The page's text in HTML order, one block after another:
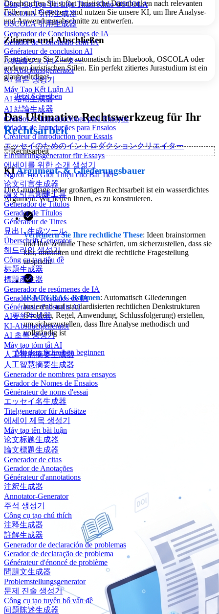
Công Cụ Tạo Tài Liệu Tham Khảo OSCOLA
OSCOLA 引用生成器
OSCOLA 引用生成器
Generador de Conclusiones de IA
Gerador de Conclusão com IA
Générateur de conclusion AI
AI結論ジェネレーター
KI Abschlussgenerator
AI 결론 생성기
Máy Tạo Kết Luận AI
AI 结论生成器
AI 結論生成器
Creador de Introducciones para Ensayos
Criador de Introduções para Ensaios
Créateur d'Introduction pour Essais
エッセイのためのイントロダクションクリエイター
Einführungsgenerator für Essays
에세이를 위한 소개 생성기
Người Tạo Giới Thiệu cho Bài Tiết
论文引言生成器
論文引言創建工具
Generador de Títulos
Gerador de Títulos
Générateur de Titres
見出し生成ツール
Überschrift Generator
헤드라인 생성기
Công cụ tạo tiêu đề
标题生成器
標題產生器
Generador de resúmenes de IA
Gerador de Resumos de IA
Générateur d'abstraits AI
AI要約生成器
KI-Abstractgenerator
AI 초록 생성기
Máy tạo tóm tắt AI
人工智能摘要生成器
人工智慧摘要生成器
Generador de nombres para ensayos
Gerador de Nomes de Ensaios
Générateur de noms d'essai
エッセイ名生成器
Titelgenerator für Aufsätze
에세이 제목 생성기
Máy tạo tên bài luận
论文标题生成器
論文標題生成器
Generador de citas
Gerador de Anotações
Générateur d'annotations
注釈生成器
Annotator-Generator
주석 생성기
Công cụ tạo chú thích
注释生成器
註解生成器
Generador de declaración de problemas
Gerador de declaração de problema
Générateur d'énoncé de problème
問題文生成器
Problemstellungsgenerator
문제 진술 생성기
Công cụ tạo tuyên bố vấn đề
问题陈述生成器
Durchsuchen Sie sofort juristische Datenbanken nach relevanten
Fällen und Gesetzen, und nutzen Sie unsere KI, um Ihre Analyse-
und Anwendungsabschnitte zu entwerfen.
Zitieren und Abschließen
Formatieren Sie Zitate automatisch im Bluebook, OSCOLA oder
anderen juristischen Stilen. Ein perfekt zitiertes Jurastudium ist ein
glaubwürdiges.
Jetzt Schreiben
Das Ultimative Rechtswerkzeug für Ihr
Rechtsarbeit
✨Rechtsarbeit
KIArgument- & Gliederungsbauer
Die Grundlage jeder großartigen Rechtsarbeit ist ein wasserdichtes
Argument. Wir helfen Ihnen, es zu konstruieren.
Verfeinern Sie Ihre rechtliche These: Ideen brainstormen
und Ihre zentrale These schärfen, um sicherzustellen, dass sie
klar, umstritten und direkt die rechtliche Fragestellung
anspricht
IRAC/CRAC-Rahmen: Automatisch Gliederungen
basierend auf standardisierten rechtlichen Denkstrukturen
(Problem, Regel, Anwendung, Schlussfolgerung) erstellen,
um sicherzustellen, dass Ihre Analyse methodisch und
vollständig ist
Mit dem Schreiben beginnen